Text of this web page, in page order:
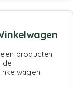
producten
de